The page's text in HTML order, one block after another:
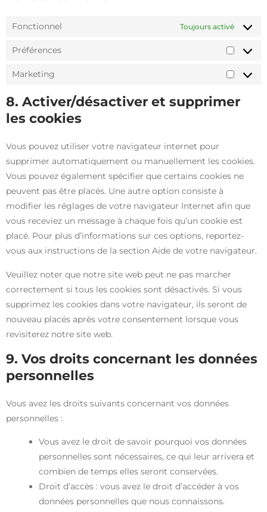
Fonctionnel Toujours activé
Préférences
Marketing
8. Activer/désactiver et supprimer
les cookies
Vous pouvez utiliser votre navigateur internet pour
supprimer automatiquement ou manuellement les cookies.
Vous pouvez également spécifier que certains cookies ne
peuvent pas être placés. Une autre option consiste à
modifier les réglages de votre navigateur Internet afin que
vous receviez un message à chaque fois qu’un cookie est
placé. Pour plus d’informations sur ces options, reportez-
vous aux instructions de la section Aide de votre navigateur.
Veuillez noter que notre site web peut ne pas marcher
correctement si tous les cookies sont désactivés. Si vous
supprimez les cookies dans votre navigateur, ils seront de
nouveau placés après votre consentement lorsque vous
revisiterez notre site web.
9. Vos droits concernant les données
personnelles
Vous avez les droits suivants concernant vos données
personnelles :
Vous avez le droit de savoir pourquoi vos données
personnelles sont nécessaires, ce qui leur arrivera et
combien de temps elles seront conservées.
Droit d’accès : vous avez le droit d’accéder à vos
données personnelles que nous connaissons.